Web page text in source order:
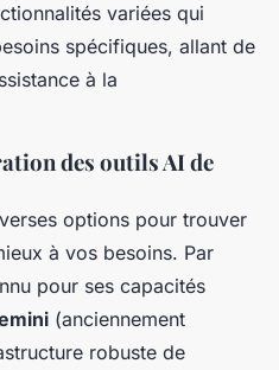
variées qui
spécifiques, allant de
à la
des outils AI de
options pour trouver
à vos besoins. Par
pour ses capacités
(anciennement
robuste de